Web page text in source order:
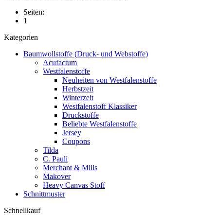
Seiten:
1
Kategorien
Baumwollstoffe (Druck- und Webstoffe)
Acufactum
Westfalenstoffe
Neuheiten von Westfalenstoffe
Herbstzeit
Winterzeit
Westfalenstoff Klassiker
Druckstoffe
Beliebte Westfalenstoffe
Jersey
Coupons
Tilda
C. Pauli
Merchant & Mills
Makover
Heavy Canvas Stoff
Schnittmuster
Schnellkauf